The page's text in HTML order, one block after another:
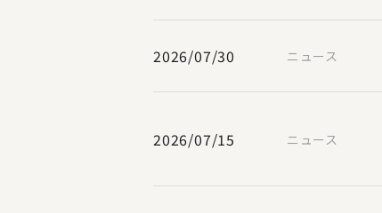
2026/07/30 ニュース
2026/07/15 ニュース